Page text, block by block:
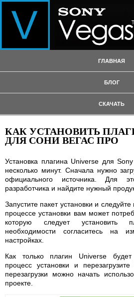
ГЛАВНАЯ
БЛОГ
СКАЧАТЬ
КАК УСТАНОВИТЬ
ДЛЯ СОНИ ВЕГАС ПРО
Установка плагина Universe для
несколько минут. Сначала нужно
официального источника. Для
разработчика и найдите нужный
Запустите пакет установки и
процессе установки вам может
которую следует установить
необходимости согласитесь на
настройках.
Как только плагин Universe будет
процесс установки и
перезагрузки можно начать
проекте.